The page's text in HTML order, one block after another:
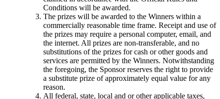
Conditions will be awarded.
The prizes will be awarded to the Winners within a
commercially reasonable time frame. Receipt and use of
the prizes may require a personal computer, email, and
the internet. All prizes are non-transferable, and no
substitutions of the prizes for cash or other goods and
services are permitted by the Winners. Notwithstanding
the foregoing, the Sponsor reserves the right to provide
a substitute prize of approximately equal value for any
reason.
All federal, state, local and or other applicable taxes,